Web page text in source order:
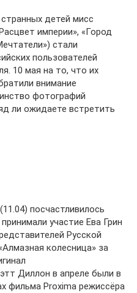
детей мисс
империи», «Город
стали
пользователей
10 мая на то, что их
внимание
фотографий
ли ожидаете встретить
посчастливилось
участие Ева Грин
Русской
колесница» за
Диллон в апреле были в
фильма Proxima режиссёра